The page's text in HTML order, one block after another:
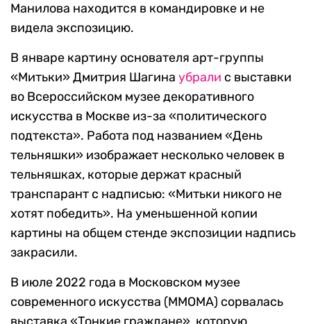
Манилова находится в командировке и не
видела экспозицию.
В январе картину основателя арт-группы
«Митьки» Дмитрия Шагина убрали с выставки
во Всероссийском музее декоративного
искусства в Москве из-за «политического
подтекста». Работа под названием «День
тельняшки» изображает несколько человек в
тельняшках, которые держат красный
транспарант с надписью: «Митьки никого не
хотят победить». На уменьшенной копии
картины на общем стенде экспозиции надпись
закрасили.
В июле 2022 года в Московском музее
современного искусства (ММОМА) сорвалась